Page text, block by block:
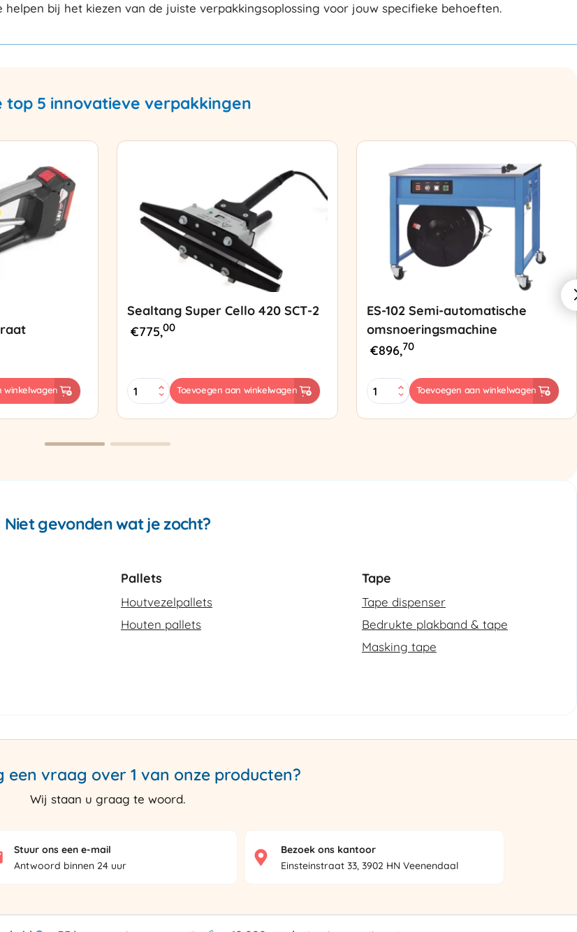
bij het kiezen van de juiste verpakkingsoplossing voor jouw specifieke behoeften.
top 5 innovatieve verpakkingen
winkelwagen
Sealtang Super Cello 420 SCT-2
€775,00
Sealtang
Super
Toevoegen aan winkelwagen
ES-102 Semi-automatische
omsnoeringsmachine
€896,70
ES-
102
Toevoegen aan winkelwagen
Niet gevonden wat je zocht?
Pallets
Houtvezelpallets
Houten pallets
Tape
Tape dispenser
Bedrukte plakband & tape
Masking tape
een vraag over 1 van onze producten?
Wij staan u graag te woord.
Stuur ons een e-mail
Antwoord binnen 24 uur
Bezoek ons kantoor
Einsteinstraat 33, 3902 HN Veenendaal